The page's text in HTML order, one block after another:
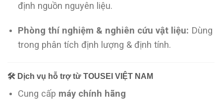
định nguồn nguyên liệu.
Phòng thí nghiệm & nghiên cứu vật liệu: Dùng
trong phân tích định lượng & định tính.
🛠️ Dịch vụ hỗ trợ từ TOUSEI VIỆT NAM
Cung cấp máy chính hãng